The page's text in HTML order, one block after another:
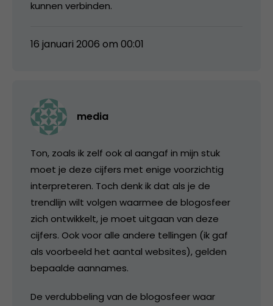
kunnen verbinden.
16 januari 2006 om 00:01
media
Ton, zoals ik zelf ook al aangaf in mijn stuk
moet je deze cijfers met enige voorzichtig
interpreteren. Toch denk ik dat als je de
trendlijn wilt volgen waarmee de blogosfeer
zich ontwikkelt, je moet uitgaan van deze
cijfers. Ook voor alle andere tellingen (ik gaf
als voorbeeld het aantal websites), gelden
bepaalde aannames.
De verdubbeling van de blogosfeer waar